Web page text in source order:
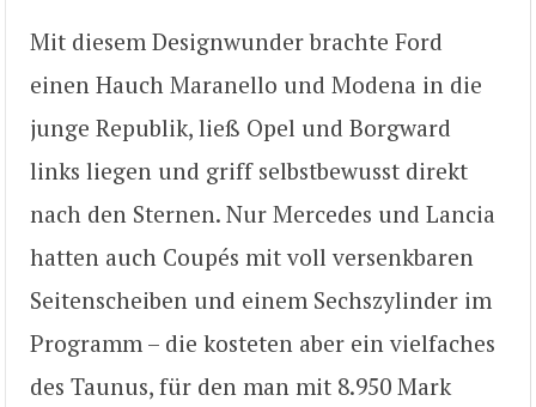
Mit diesem Designwunder brachte Ford
einen Hauch Maranello und Modena in die
junge Republik, ließ Opel und Borgward
links liegen und griff selbstbewusst direkt
nach den Sternen. Nur Mercedes und Lancia
hatten auch Coupés mit voll versenkbaren
Seitenscheiben und einem Sechszylinder im
Programm – die kosteten aber ein vielfaches
des Taunus, für den man mit 8.950 Mark